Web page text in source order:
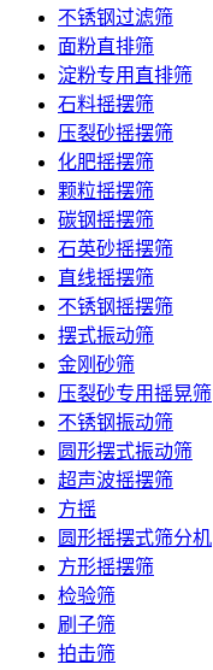
不锈钢过滤筛
面粉直排筛
淀粉专用直排筛
石料摇摆筛
压裂砂摇摆筛
化肥摇摆筛
颗粒摇摆筛
碳钢摇摆筛
石英砂摇摆筛
直线摇摆筛
不锈钢摇摆筛
摆式振动筛
金刚砂筛
压裂砂专用摇晃筛
不锈钢振动筛
圆形摆式振动筛
超声波摇摆筛
方摇
圆形摇摆式筛分机
方形摇摆筛
检验筛
刷子筛
拍击筛